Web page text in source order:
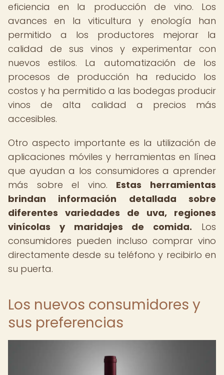
eficiencia en la producción de vino. Los
avances en la viticultura y enología han
permitido a los productores mejorar la
calidad de sus vinos y experimentar con
nuevos estilos. La automatización de los
procesos de producción ha reducido los
costos y ha permitido a las bodegas producir
vinos de alta calidad a precios más
accesibles.
Otro aspecto importante es la utilización de
aplicaciones móviles y herramientas en línea
que ayudan a los consumidores a aprender
más sobre el vino. Estas herramientas
brindan información detallada sobre
diferentes variedades de uva, regiones
vinícolas y maridajes de comida. Los
consumidores pueden incluso comprar vino
directamente desde su teléfono y recibirlo en
su puerta.
Los nuevos consumidores y
sus preferencias